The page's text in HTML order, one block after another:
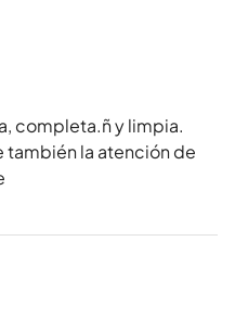
completa.ñ y limpia.
la atención de